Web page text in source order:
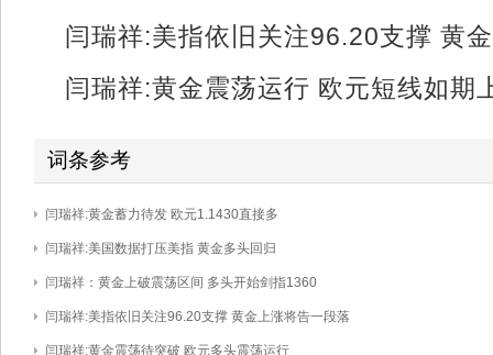
闫瑞祥:美指依旧关注96.20支撑 黄
闫瑞祥:黄金震荡运行 欧元短线如期
词条参考
闫瑞祥:黄金蓄力待发 欧元1.1430直接多
编辑删除
闫瑞祥:美国数据打压美指 黄金多头回归
编辑删除
闫瑞祥：黄金上破震荡区间 多头开始剑指1360
编辑删除
闫瑞祥:美指依旧关注96.20支撑 黄金上涨将告一段落
编辑删除
闫瑞祥:黄金震荡待突破 欧元多头震荡运行